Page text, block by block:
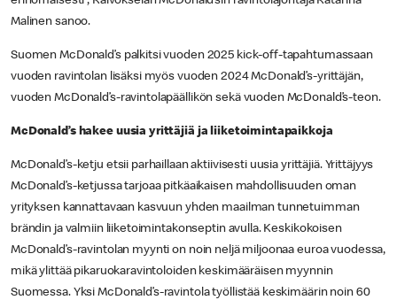
Malinen sanoo.
Suomen McDonald’s palkitsi vuoden 2025 kick-off-tapahtumassaan
vuoden ravintolan lisäksi myös vuoden 2024 McDonald’s-yrittäjän,
vuoden McDonald’s-ravintolapäällikön sekä vuoden McDonald’s-teon.
McDonald’s hakee uusia yrittäjiä ja liiketoimintapaikkoja
McDonald’s-ketju etsii parhaillaan aktiivisesti uusia yrittäjiä. Yrittäjyys
McDonald’s-ketjussa tarjoaa pitkäaikaisen mahdollisuuden oman
yrityksen kannattavaan kasvuun yhden maailman tunnetuimman
brändin ja valmiin liiketoimintakonseptin avulla. Keskikokoisen
McDonald’s-ravintolan myynti on noin neljä miljoonaa euroa vuodessa,
mikä ylittää pikaruokaravintoloiden keskimääräisen myynnin
Suomessa. Yksi McDonald’s-ravintola työllistää keskimäärin noin 60